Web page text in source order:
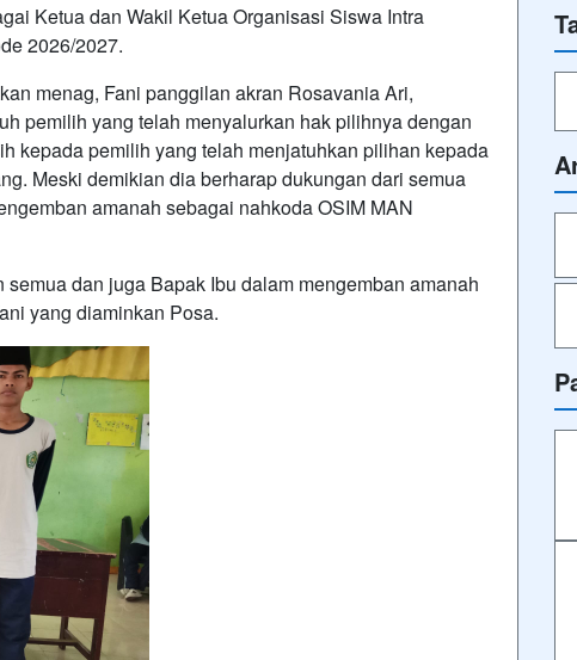
Ketua dan Wakil Ketua Organisasi Siswa Intra
2026/2027.
menag, Fani panggilan akran Rosavania Ari,
pemilih yang telah menyalurkan hak pilihnya dengan
kepada pemilih yang telah menjatuhkan pilihan kepada
Meski demikian dia berharap dukungan dari semua
amanah sebagai nahkoda OSIM MAN
dan juga Bapak Ibu dalam mengemban amanah
yang diaminkan Posa.